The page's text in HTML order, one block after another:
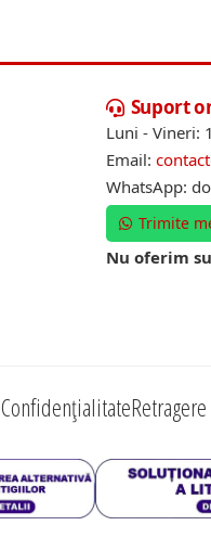
Suport
Luni - Vineri:
Email:
WhatsApp:
Trimite
Nu oferim